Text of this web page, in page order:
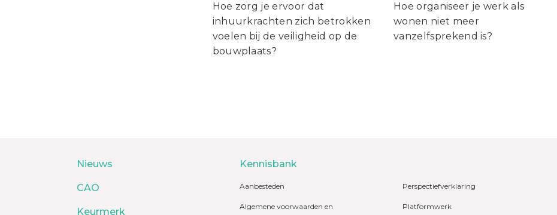
Hoe zorg je ervoor dat
inhuurkrachten zich betrokken
voelen bij de veiligheid op de
bouwplaats?
Hoe organiseer je werk als
wonen niet meer
vanzelfsprekend is?
Nieuws
CAO
Keurmerk
Kennisbank
Aanbesteden
Algemene voorwaarden en
Perspectiefverklaring
Platformwerk